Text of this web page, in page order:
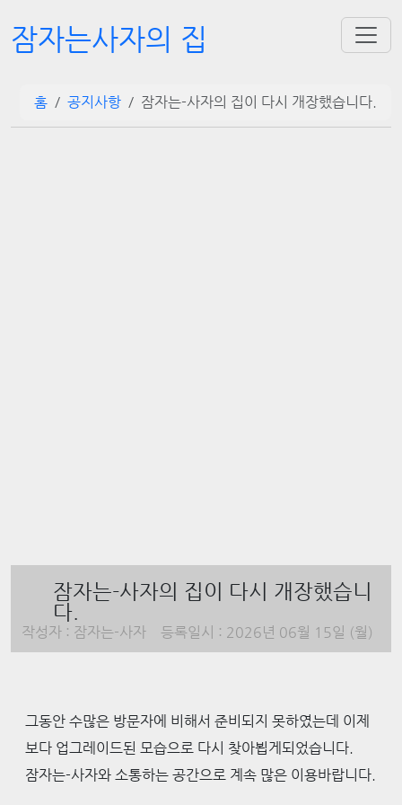
잠자는사자의 집
홈 공지사항 잠자는-사자의 집이 다시 개장했습니다.
잠자는-사자의 집이 다시 개장했습니
다.
작성자 : 잠자는-사자 등록일시 : 2026년 06월 15일 (월)
그동안 수많은 방문자에 비해서 준비되지 못하였는데 이제
보다 업그레이드된 모습으로 다시 찾아뵙게되었습니다.
잠자는-사자와 소통하는 공간으로 계속 많은 이용바랍니다.